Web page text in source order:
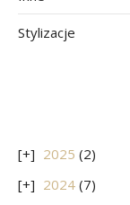
Stylizacje
2025 (2)
2024 (7)